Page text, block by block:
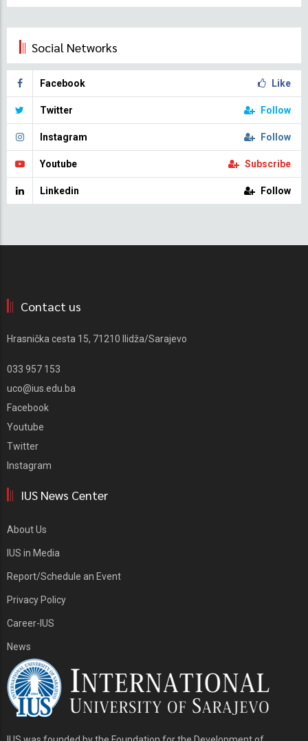
Social Networks
Facebook Like
Twitter Follow
Instagram Follow
Youtube Subscribe
Linkedin Follow
Contact us
Hrasnička cesta 15, 71210 Ilidža/Sarajevo
033 957 153
uco@ius.edu.ba
Facebook
Youtube
Twitter
Instagram
IUS News Center
About Us
IUS in Media
Report/Schedule an Event
Privacy Policy
Career-IUS
News